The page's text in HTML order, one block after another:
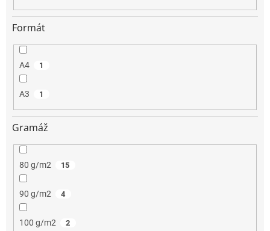
Formát
A4 1
A3 1
Gramáž
80 g/m2 15
90 g/m2 4
100 g/m2 2